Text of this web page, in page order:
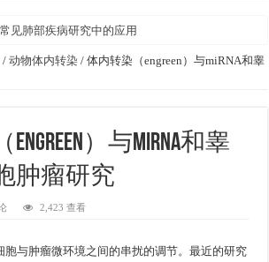
见肺部疾病研究中的应用
/ 动物体内转染 / 体内转染（engreen）与miRNA和睾
）与miRNA和睾
肿瘤研究
2,423 查看
与肿瘤微环境之间的串扰的调节。最近的研究